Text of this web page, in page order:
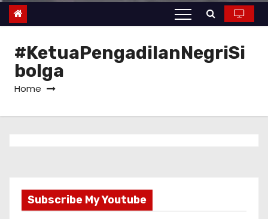
#KetuaPengadilanNegriSi
bolga
Home
Subscribe My Youtube